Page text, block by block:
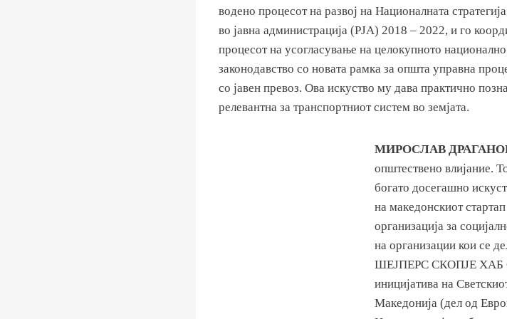
водено процесот на развој на Националната
во јавна администрација (РЈА) 2018 – 2022, и го
процесот на усогласување на целокупното национално
законодавство со новата рамка за општа управна
со јавен превоз. Ова искуство му дава практично
релевантна за транспортниот систем во земјата.
МИРОСЛАВ
општествено влијание.
богато досегашно
на македонскиот
организација за
на организации кои се
ШЕЈПЕРС СКОПЈЕ ХАБ
иницијатива на
Македонија (дел од